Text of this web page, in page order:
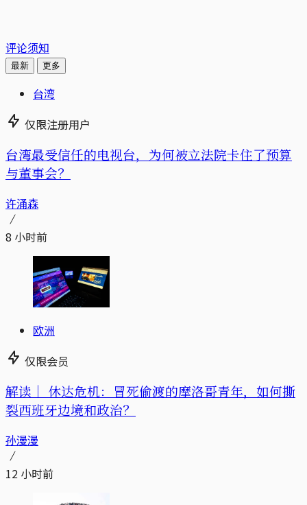
评论须知
最新 更多
台湾
仅限注册用户
台湾最受信任的电视台，为何被立法院卡住了预算
与董事会？
许涌森
8 小时前
欧洲
仅限会员
解读｜ 休达危机：冒死偷渡的摩洛哥青年，如何撕
裂西班牙边境和政治？
孙漫漫
12 小时前